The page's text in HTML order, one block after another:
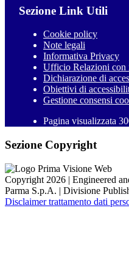
Sezione Link Utili
Cookie policy
Note legali
Informativa Privacy
Ufficio Relazioni con
Dichiarazione di
Obiettivi di
Gestione consensi
Pagina visualizzata
Sezione Copyright
Copyright 2026 | Engineered
Parma S.p.A. | Divisione
Disclaimer trattamento dati